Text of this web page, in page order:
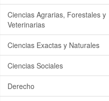
Ciencias Agrarias, Forestales y
Veterinarias
Ciencias Exactas y Naturales
Ciencias Sociales
Derecho